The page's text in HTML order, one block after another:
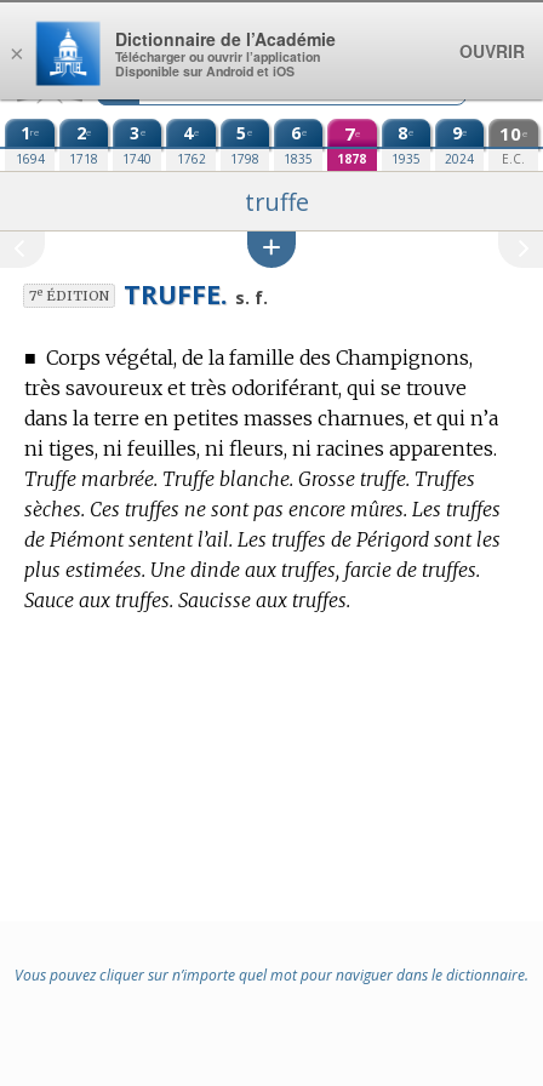
Aller au contenu
1re
1694
2e
1718
3e
1740
4e
1762
5e
1798
6e
1835
7e
1878
8e
1935
9e
2024
10e
E.C.
truffe
7eÉDITION TRUFFE. s. f.
■ Corps végétal, de la famille des Champignons,
très savoureux et très odoriférant, qui se trouve
dans la terre en petites masses charnues, et qui n’a
ni tiges, ni feuilles, ni fleurs, ni racines apparentes.
Truffe marbrée. Truffe blanche. Grosse truffe. Truffes
sèches. Ces truffes ne sont pas encore mûres. Les truffes
de Piémont sentent l’ail. Les truffes de Périgord sont les
plus estimées. Une dinde aux truffes, farcie de truffes.
Sauce aux truffes. Saucisse aux truffes.
Vous pouvez cliquer sur n’importe quel mot pour naviguer dans le dictionnaire.
×
Dictionnaire de l’Académie
Télécharger ou ouvrir l’application
Disponible sur Android et iOS
OUVRIR